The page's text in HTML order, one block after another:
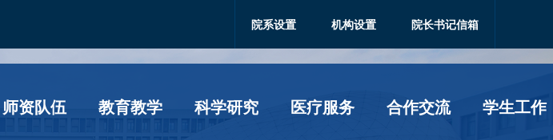
师资队伍 教育教学 科学研究 医疗服务 合作交流 学生工作
院系设置 机构设置 院长书记信箱